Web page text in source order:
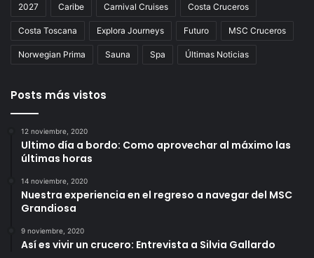
2027 Caribe Carnival Cruises Costa Cruceros
Costa Toscana Explora Journeys Futuro MSC Cruceros
Norwegian Prima Sauna Spa Últimas Noticias
Posts más vistos
12 noviembre, 2020
Ultimo día a bordo: Como aprovechar al máximo las
últimas horas
14 noviembre, 2020
Nuestra experiencia en el regreso a navegar del MSC
Grandiosa
9 noviembre, 2020
Así es vivir un crucero: Entrevista a Silvia Gallardo